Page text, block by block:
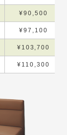
¥90,500
¥97,100
¥103,700
¥110,300